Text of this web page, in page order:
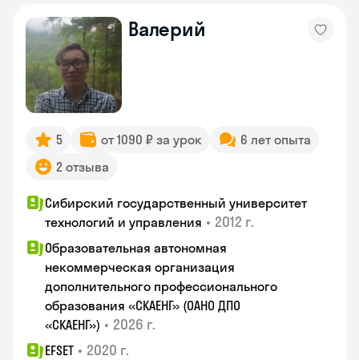
Валерий
5 от 1090 ₽ за урок
6 лет опыта
2 отзыва
Сибирский государственный университет
технологий и управления • 2012 г.
Образовательная автономная
некоммерческая организация
дополнительного профессионального
образования «СКАЕНГ» (ОАНО ДПО
«СКАЕНГ») • 2026 г.
EFSET • 2020 г.